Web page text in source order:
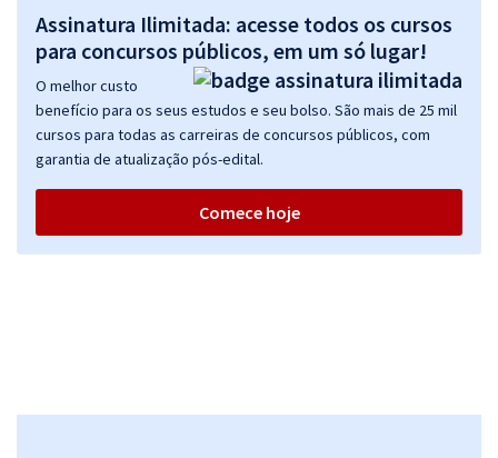
Assinatura Ilimitada: acesse todos os cursos
para concursos públicos, em um só lugar!
O melhor custo
benefício para os seus estudos e seu bolso. São mais de 25 mil
cursos para todas as carreiras de concursos públicos, com
garantia de atualização pós-edital.
Comece hoje